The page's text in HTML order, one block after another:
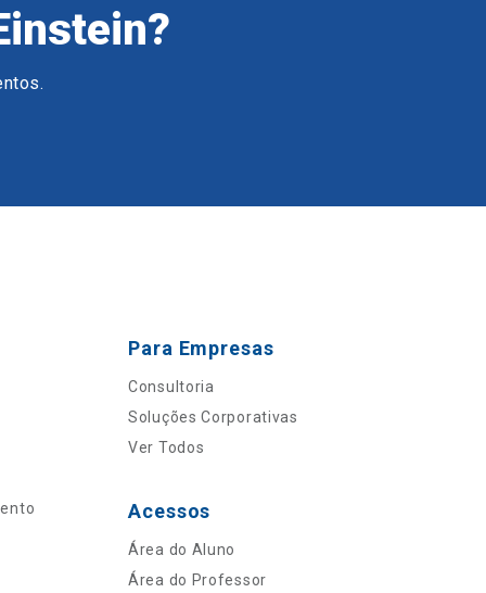
Para Empresas
Consultoria
Soluções Corporativas
Ver Todos
Acessos
Área do Aluno
Área do Professor